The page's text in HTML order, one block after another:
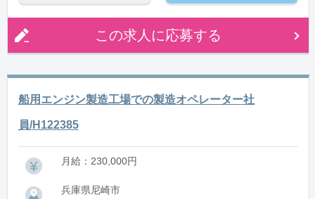
この求人に応募する
船用エンジン製造工場での製造オペレーター社
員/H122385
月給：230,000円
兵庫県尼崎市